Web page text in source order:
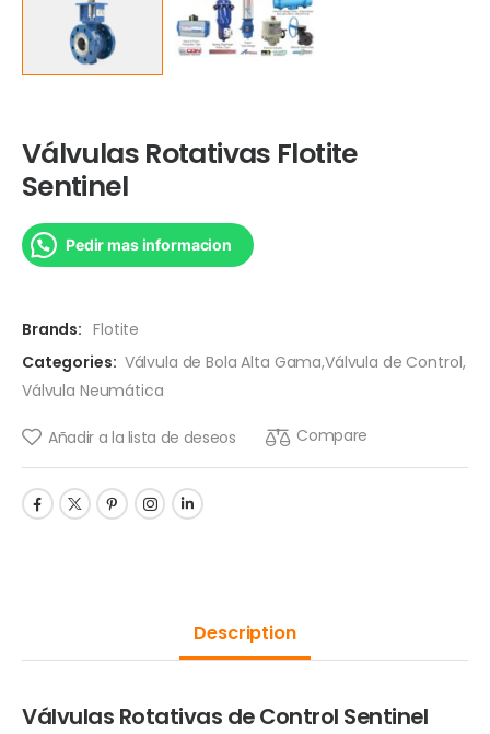
Válvulas Rotativas Flotite
Sentinel
Pedir mas informacion
Brands: Flotite
Categories: Válvula de Bola Alta Gama,Válvula de Control,
Válvula Neumática
Añadir a la lista de deseos Compare
Description
Válvulas Rotativas de Control Sentinel